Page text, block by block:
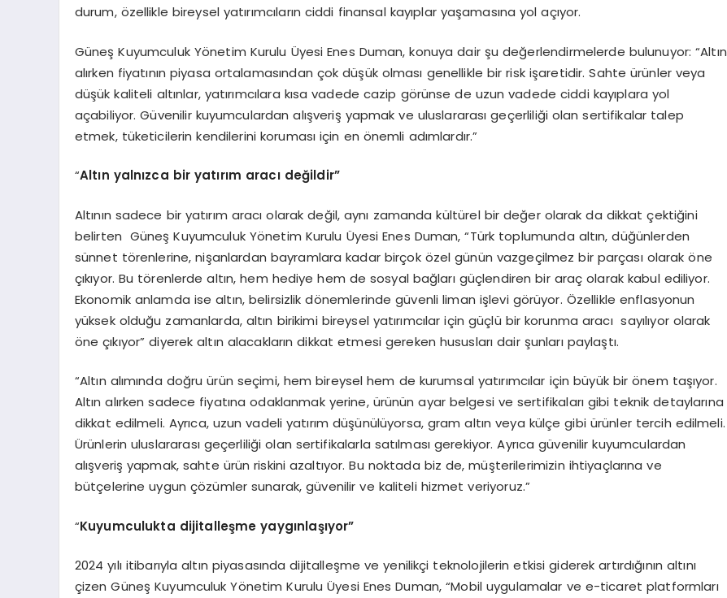
durum, özellikle bireysel yatırımcıların ciddi finansal kayıplar yaşamasına yol açıyor.
Güneş Kuyumculuk Yönetim Kurulu Üyesi Enes Duman, konuya dair şu değerlendirmelerde bulunuyor: “Altın
alırken fiyatının piyasa ortalamasından çok düşük olması genellikle bir risk işaretidir. Sahte ürünler veya
düşük kaliteli altınlar, yatırımcılara kısa vadede cazip görünse de uzun vadede ciddi kayıplara yol
açabiliyor. Güvenilir kuyumculardan alışveriş yapmak ve uluslararası geçerliliği olan sertifikalar talep
etmek, tüketicilerin kendilerini koruması için en önemli adımlardır.”
“Altın yalnızca bir yatırım aracı değildir”
Altının sadece bir yatırım aracı olarak değil, aynı zamanda kültürel bir değer olarak da dikkat çektiğini
belirten Güneş Kuyumculuk Yönetim Kurulu Üyesi Enes Duman, “Türk toplumunda altın, düğünlerden
sünnet törenlerine, nişanlardan bayramlara kadar birçok özel günün vazgeçilmez bir parçası olarak öne
çıkıyor. Bu törenlerde altın, hem hediye hem de sosyal bağları güçlendiren bir araç olarak kabul ediliyor.
Ekonomik anlamda ise altın, belirsizlik dönemlerinde güvenli liman işlevi görüyor. Özellikle enflasyonun
yüksek olduğu zamanlarda, altın birikimi bireysel yatırımcılar için güçlü bir korunma aracı sayılıyor olarak
öne çıkıyor” diyerek altın alacakların dikkat etmesi gereken hususları dair şunları paylaştı.
“Altın alımında doğru ürün seçimi, hem bireysel hem de kurumsal yatırımcılar için büyük bir önem taşıyor.
Altın alırken sadece fiyatına odaklanmak yerine, ürünün ayar belgesi ve sertifikaları gibi teknik detaylarına
dikkat edilmeli. Ayrıca, uzun vadeli yatırım düşünülüyorsa, gram altın veya külçe gibi ürünler tercih edilmeli.
Ürünlerin uluslararası geçerliliği olan sertifikalarla satılması gerekiyor. Ayrıca güvenilir kuyumculardan
alışveriş yapmak, sahte ürün riskini azaltıyor. Bu noktada biz de, müşterilerimizin ihtiyaçlarına ve
bütçelerine uygun çözümler sunarak, güvenilir ve kaliteli hizmet veriyoruz.”
“Kuyumculukta dijitalleşme yaygınlaşıyor”
2024 yılı itibarıyla altın piyasasında dijitalleşme ve yenilikçi teknolojilerin etkisi giderek artırdığının altını
çizen Güneş Kuyumculuk Yönetim Kurulu Üyesi Enes Duman, “Mobil uygulamalar ve e-ticaret platformları